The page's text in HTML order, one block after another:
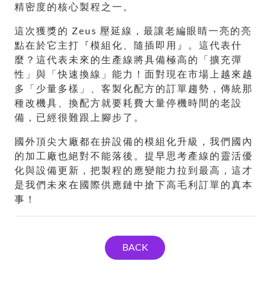
精密度的核心製程之一。
這次獲獎的 Zeus 壓延線，最讓老編眼睛一亮的亮
點在於它主打『模組化、隨插即用』。這代表什
麼？這代表未來的生產線將具備極高的「擴充彈
性」與「快速換線」能力！面對現在市場上越來越
多「少量多樣」、客製化配方的訂單趨勢，傳統那
種改機具、換配方就要耗費大量停機時間的老設
備，已經很難跟上腳步了。
國外頂尖大廠都在拚設備的模組化升級，我們國內
的加工廠也絕對不能落後。提早思考產線的靈活優
化與設備更新，把製程的應變能力拉到最高，這才
是我們未來在國際供應鏈中搶下高毛利訂單的真本
事！
BACK